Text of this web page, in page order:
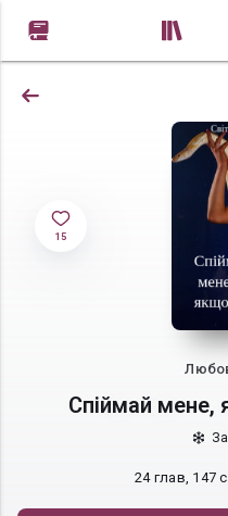
15
Спіймай
24 глав, 147